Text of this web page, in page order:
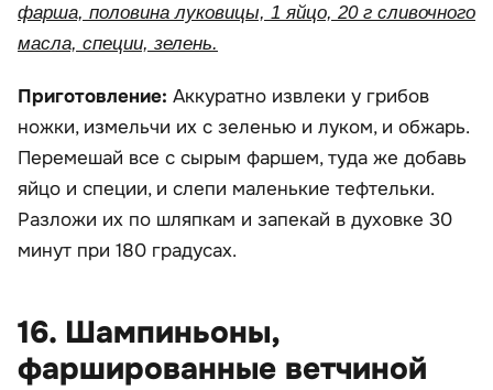
фарша, половина луковицы, 1 яйцо, 20 г сливочного
масла, специи, зелень.
Приготовление: Аккуратно извлеки у грибов
ножки, измельчи их с зеленью и луком, и обжарь.
Перемешай все с сырым фаршем, туда же добавь
яйцо и специи, и слепи маленькие тефтельки.
Разложи их по шляпкам и запекай в духовке 30
минут при 180 градусах.
16. Шампиньоны,
фаршированные ветчиной